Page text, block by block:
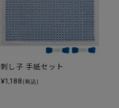
刺し子 手紙セット
¥1,188 (税込)